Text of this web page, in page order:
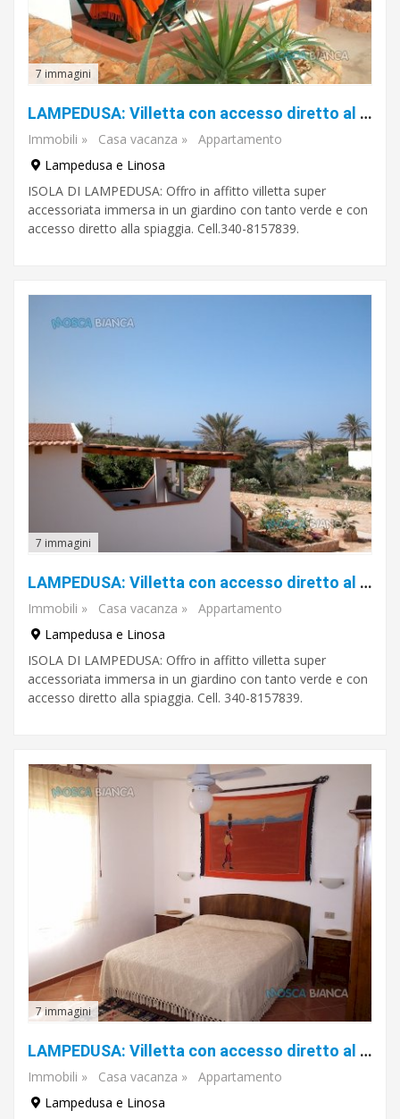
7 immagini
LAMPEDUSA: Villetta con accesso diretto al mare.
Immobili » Casa vacanza »
Appartamento
Lampedusa e Linosa
ISOLA DI LAMPEDUSA: Offro in affitto villetta super
accessoriata immersa in un giardino con tanto verde e con
accesso diretto alla spiaggia. Cell.340-8157839.
7 immagini
LAMPEDUSA: Villetta con accesso diretto al mare.
Immobili » Casa vacanza »
Appartamento
Lampedusa e Linosa
ISOLA DI LAMPEDUSA: Offro in affitto villetta super
accessoriata immersa in un giardino con tanto verde e con
accesso diretto alla spiaggia. Cell. 340-8157839.
7 immagini
LAMPEDUSA: Villetta con accesso diretto al mare.
Immobili » Casa vacanza »
Appartamento
Lampedusa e Linosa